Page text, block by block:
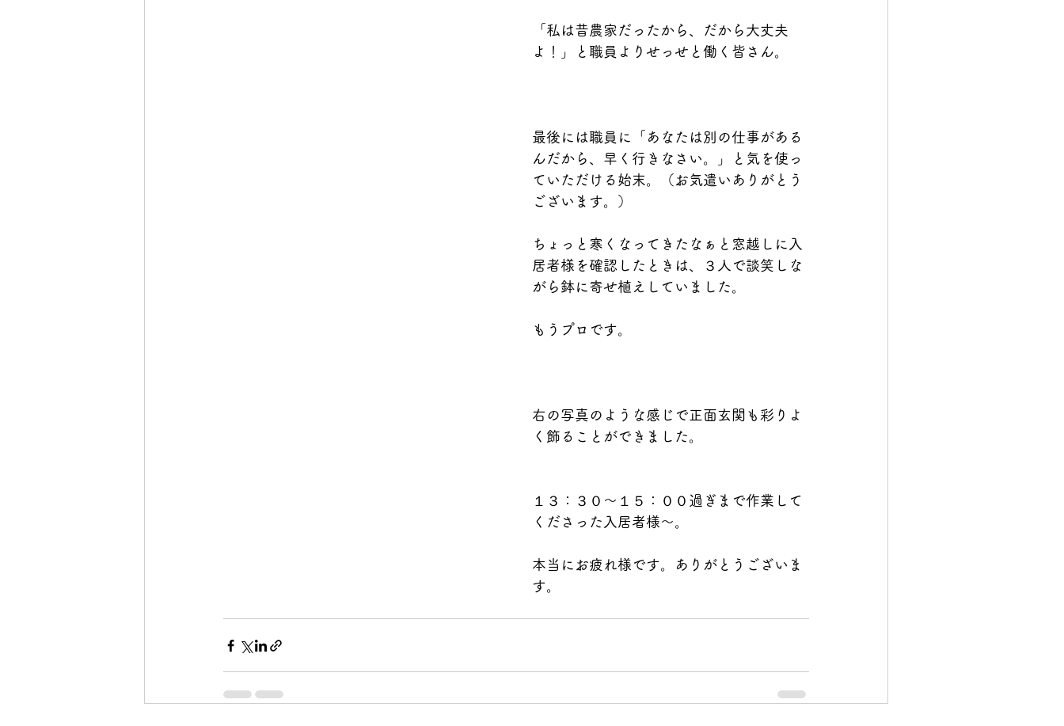
「私は昔農家だったから、だから大丈夫
よ！」と職員よりせっせと働く皆さん。
最後には職員に「あなたは別の仕事がある
んだから、早く行きなさい。」と気を使っ
ていただける始末。（お気遣いありがとう
ございます。）
ちょっと寒くなってきたなぁと窓越しに入
居者様を確認したときは、３人で談笑しな
がら鉢に寄せ植えしていました。
もうプロです。
右の写真のような感じで正面玄関も彩りよ
く飾ることができました。
１３：３０～１５：００過ぎまで作業して
くださった入居者様～。
本当にお疲れ様です。ありがとうございま
す。